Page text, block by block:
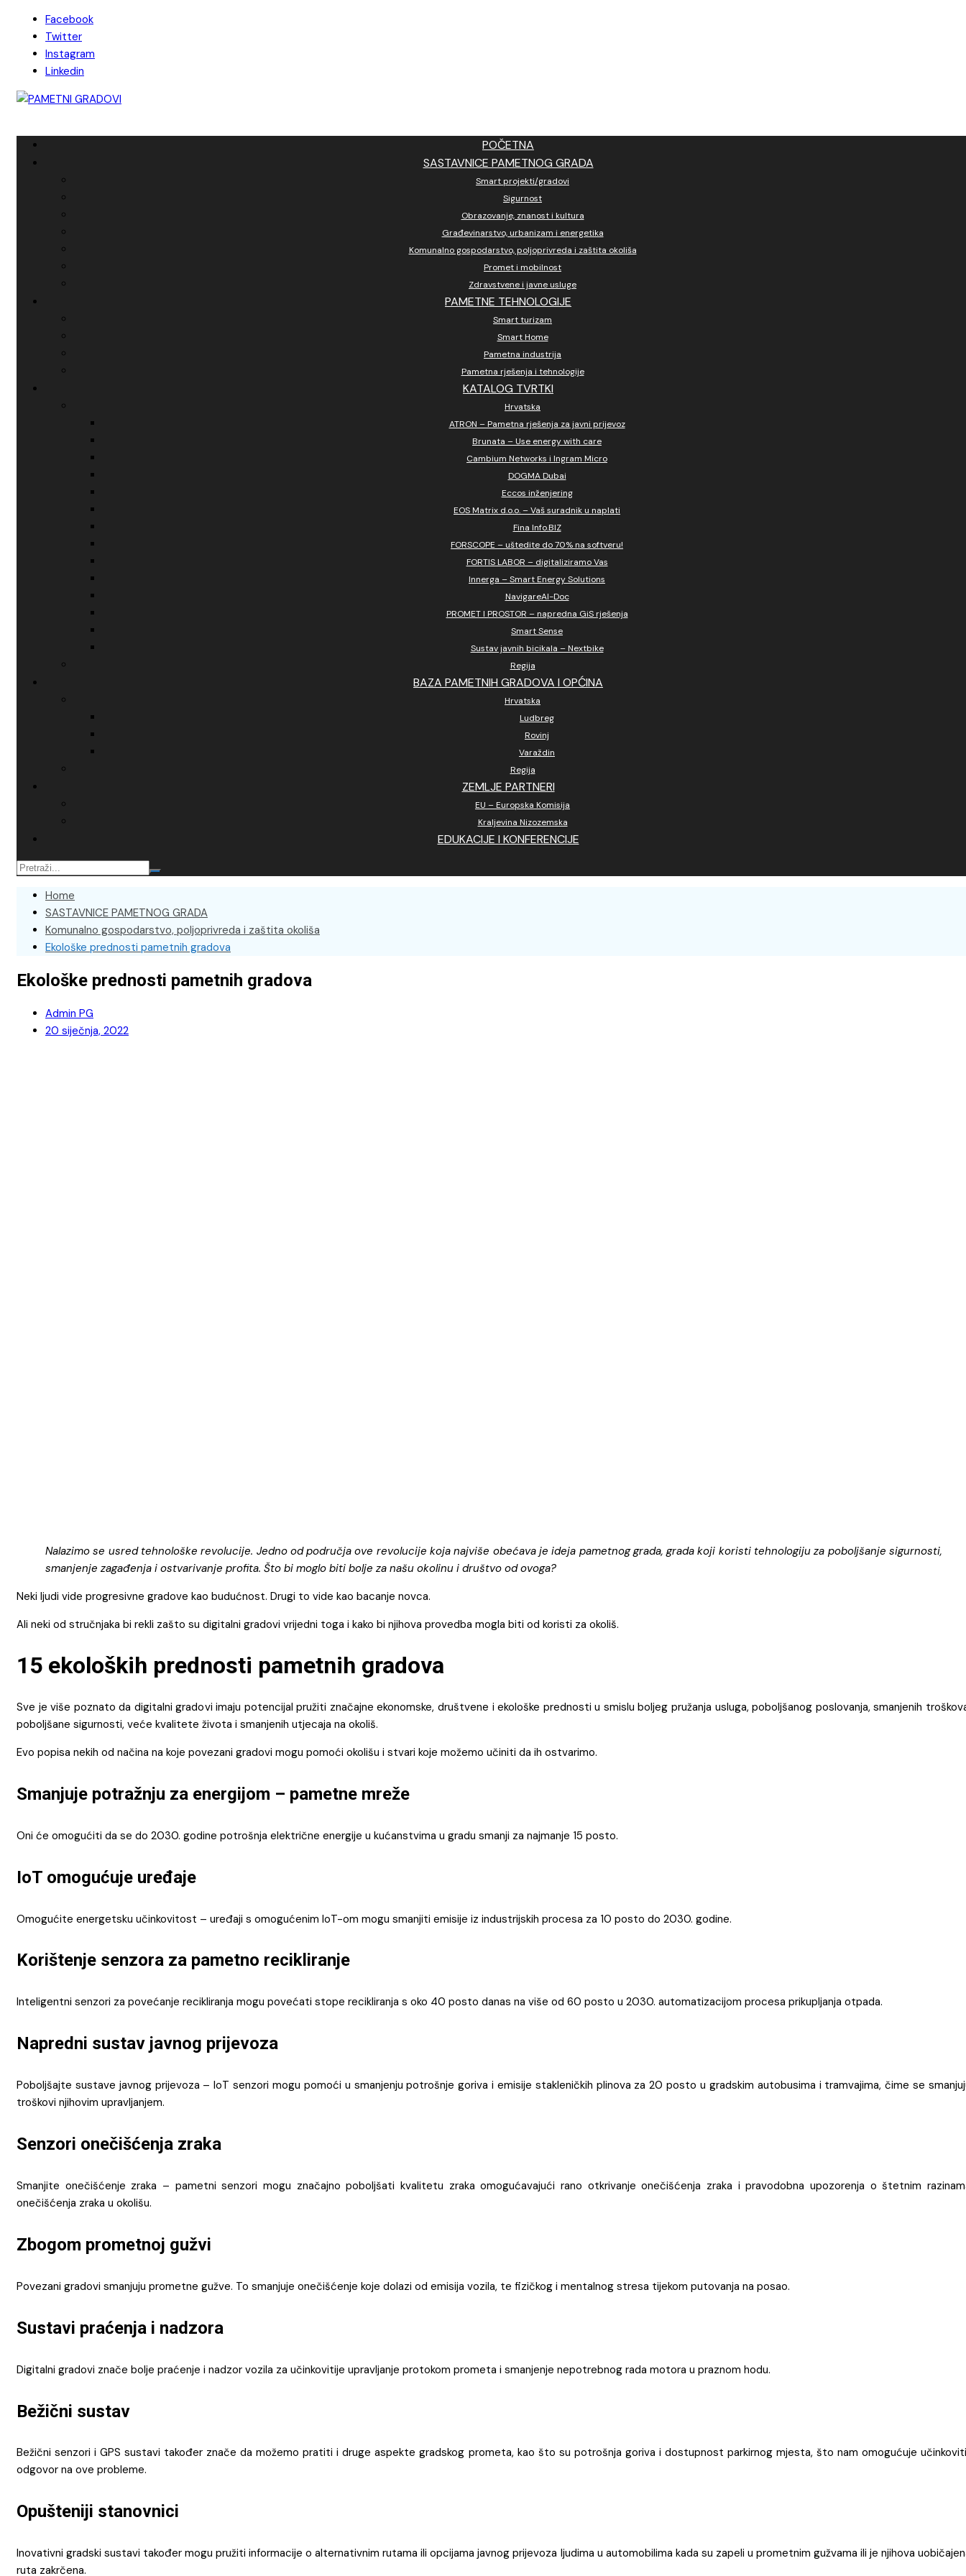
content
Facebook
Twitter
Instagram
Linkedin
POČETNA
SASTAVNICE PAMETNOG GRADA
Smart projekti/gradovi
Sigurnost
Obrazovanje, znanost i kultura
Građevinarstvo, urbanizam i energetika
Komunalno gospodarstvo, poljoprivreda i zaštita okoliša
Promet i mobilnost
Zdravstvene i javne usluge
PAMETNE TEHNOLOGIJE
Smart turizam
Smart Home
Pametna industrija
Pametna rješenja i tehnologije
KATALOG TVRTKI
Hrvatska
ATRON – Pametna rješenja za javni prijevoz
Brunata – Use energy with care
Cambium Networks i Ingram Micro
DOGMA Dubai
Eccos inženjering
EOS Matrix d.o.o. – Vaš suradnik u naplati
Fina Info.BIZ
FORSCOPE – uštedite do 70% na softveru!
FORTIS LABOR – digitaliziramo Vas
Innerga – Smart Energy Solutions
NavigareAI-Doc
PROMET I PROSTOR – napredna GiS rješenja
Smart Sense
Sustav javnih bicikala – Nextbike
Regija
BAZA PAMETNIH GRADOVA I OPĆINA
Hrvatska
Ludbreg
Rovinj
Varaždin
Regija
ZEMLJE PARTNERI
EU – Europska Komisija
Kraljevina Nizozemska
EDUKACIJE I KONFERENCIJE
Home
SASTAVNICE PAMETNOG GRADA
Komunalno gospodarstvo, poljoprivreda i zaštita okoliša
Ekološke prednosti pametnih gradova
Ekološke prednosti pametnih gradova
Admin PG
20 siječnja, 2022
Nalazimo se usred tehnološke revolucije. Jedno od područja ove revolucije koja najviše obećava je ideja pametnog grada, grada koji koristi tehnologiju za poboljšanje sigurnosti,
smanjenje zagađenja i ostvarivanje profita. Što bi moglo biti bolje za našu okolinu i društvo od ovoga?
Neki ljudi vide progresivne gradove kao budućnost. Drugi to vide kao bacanje novca.
Ali neki od stručnjaka bi rekli zašto su digitalni gradovi vrijedni toga i kako bi njihova provedba mogla biti od koristi za okoliš.
15 ekoloških prednosti pametnih gradova
Sve je više poznato da digitalni gradovi imaju potencijal pružiti značajne ekonomske, društvene i ekološke prednosti u smislu boljeg pružanja usluga, poboljšanog poslovanja, smanjenih
poboljšane sigurnosti, veće kvalitete života i smanjenih utjecaja na okoliš.
Evo popisa nekih od načina na koje povezani gradovi mogu pomoći okolišu i stvari koje možemo učiniti da ih ostvarimo.
Smanjuje potražnju za energijom – pametne mreže
Oni će omogućiti da se do 2030. godine potrošnja električne energije u kućanstvima u gradu smanji za najmanje 15 posto.
IoT omogućuje uređaje
Omogućite energetsku učinkovitost – uređaji s omogućenim IoT-om mogu smanjiti emisije iz industrijskih procesa za 10 posto do 2030. godine.
Korištenje senzora za pametno recikliranje
Inteligentni senzori za povećanje recikliranja mogu povećati stope recikliranja s oko 40 posto danas na više od 60 posto u 2030. automatizacijom procesa prikupljanja otpada.
Napredni sustav javnog prijevoza
Poboljšajte sustave javnog prijevoza – IoT senzori mogu pomoći u smanjenju potrošnje goriva i emisije stakleničkih plinova za 20 posto u gradskim autobusima i tramvajima, čime se
troškovi njihovim upravljanjem.
Senzori onečišćenja zraka
Smanjite onečišćenje zraka – pametni senzori mogu značajno poboljšati kvalitetu zraka omogućavajući rano otkrivanje onečišćenja zraka i pravodobna upozorenja o štetnim
onečišćenja zraka u okolišu.
Zbogom prometnoj gužvi
Povezani gradovi smanjuju prometne gužve. To smanjuje onečišćenje koje dolazi od emisija vozila, te fizičkog i mentalnog stresa tijekom putovanja na posao.
Sustavi praćenja i nadzora
Digitalni gradovi znače bolje praćenje i nadzor vozila za učinkovitije upravljanje protokom prometa i smanjenje nepotrebnog rada motora u praznom hodu.
Bežični sustav
Bežični senzori i GPS sustavi također znače da možemo pratiti i druge aspekte gradskog prometa, kao što su potrošnja goriva i dostupnost parkirnog mjesta, što nam omogućuje
odgovor na ove probleme.
Opušteniji stanovnici
Inovativni gradski sustavi također mogu pružiti informacije o alternativnim rutama ili opcijama javnog prijevoza ljudima u automobilima kada su zapeli u prometnim gužvama ili je njihova
ruta zakrčena.